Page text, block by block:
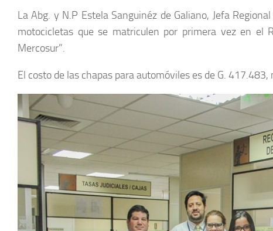
La Abg. y N.P Estela Sanguinéz de Galiano, Jefa
motocicletas que se matriculen por primera vez en el
Mercosur”.
El costo de las chapas para automóviles es de G.